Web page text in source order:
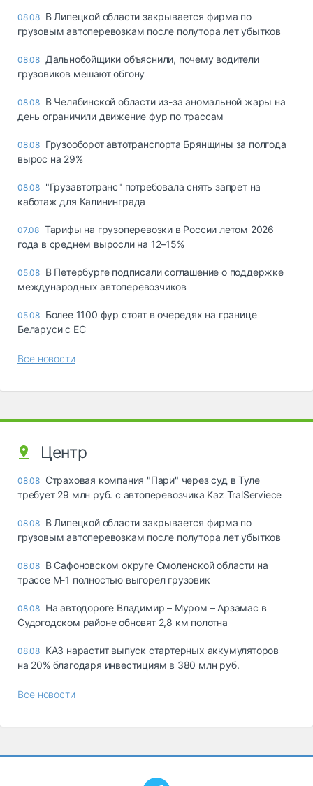
08.08 В Липецкой области закрывается фирма по
грузовым автоперевозкам после полутора лет убытков
08.08 Дальнобойщики объяснили, почему водители
грузовиков мешают обгону
08.08 В Челябинской области из-за аномальной жары на
день ограничили движение фур по трассам
08.08 Грузооборот автотранспорта Брянщины за полгода
вырос на 29%
08.08 "Грузавтотранс" потребовала снять запрет на
каботаж для Калининграда
07.08 Тарифы на грузоперевозки в России летом 2026
года в среднем выросли на 12–15%
05.08 В Петербурге подписали соглашение о поддержке
международных автоперевозчиков
05.08 Более 1100 фур стоят в очередях на границе
Беларуси с ЕС
Все новости
Центр
08.08 Страховая компания "Пари" через суд в Туле
требует 29 млн руб. с автоперевозчика Kaz TralServiece
08.08 В Липецкой области закрывается фирма по
грузовым автоперевозкам после полутора лет убытков
08.08 В Сафоновском округе Смоленской области на
трассе М-1 полностью выгорел грузовик
08.08 На автодороге Владимир – Муром – Арзамас в
Судогодском районе обновят 2,8 км полотна
08.08 КАЗ нарастит выпуск стартерных аккумуляторов
на 20% благодаря инвестициям в 380 млн руб.
Все новости